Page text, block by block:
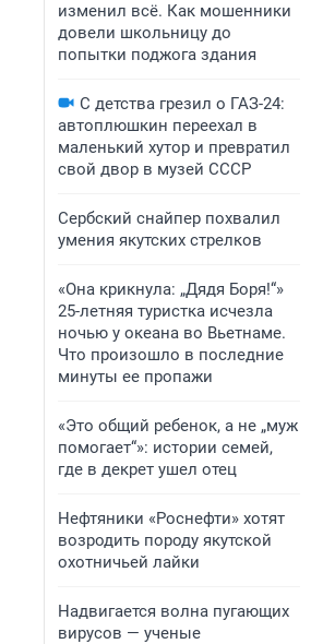
изменил всё. Как мошенники
довели школьницу до
попытки поджога здания
С детства грезил о ГАЗ-24:
автоплюшкин переехал в
маленький хутор и превратил
свой двор в музей СССР
Сербский снайпер похвалил
умения якутских стрелков
«Она крикнула: „Дядя Боря!“»
25-летняя туристка исчезла
ночью у океана во Вьетнаме.
Что произошло в последние
минуты ее пропажи
«Это общий ребенок, а не „муж
помогает“»: истории семей,
где в декрет ушел отец
Нефтяники «Роснефти» хотят
возродить породу якутской
охотничьей лайки
Надвигается волна пугающих
вирусов — ученые